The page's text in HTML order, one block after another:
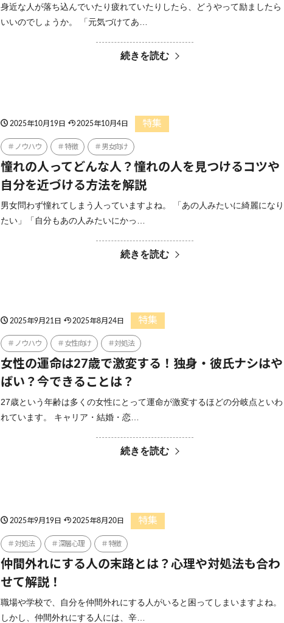
身近な人が落ち込んでいたり疲れていたりしたら、どうやって励ましたら
いいのでしょうか。 「元気づけてあ…
続きを読む
2025年10月19日 2025年10月4日 特集
ノウハウ 特徴 男女向け
憧れの人ってどんな人？憧れの人を見つけるコツや
自分を近づける方法を解説
男女問わず憧れてしまう人っていますよね。 「あの人みたいに綺麗になり
たい」「自分もあの人みたいにかっ…
続きを読む
2025年9月21日 2025年8月24日 特集
ノウハウ 女性向け 対処法
女性の運命は27歳で激変する！独身・彼氏ナシはや
ばい？今できることは？
27歳という年齢は多くの女性にとって運命が激変するほどの分岐点といわ
れています。 キャリア・結婚・恋…
続きを読む
2025年9月19日 2025年8月20日 特集
対処法 深層心理 特徴
仲間外れにする人の末路とは？心理や対処法も合わ
せて解説！
職場や学校で、自分を仲間外れにする人がいると困ってしまいますよね。
しかし、仲間外れにする人には、辛…